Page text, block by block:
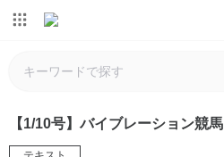
【1/10号】バイブレーション競馬